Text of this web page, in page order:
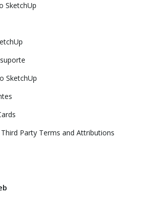
SketchUp
SketchUp
Party Terms and Attributions